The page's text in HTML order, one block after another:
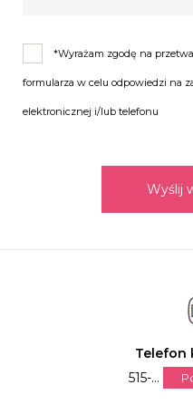
*Wyrażam zgodę na
formularza w celu odpowiedzi na
elektronicznej i/lub telefonu
Wyślij
Telefon
515-...